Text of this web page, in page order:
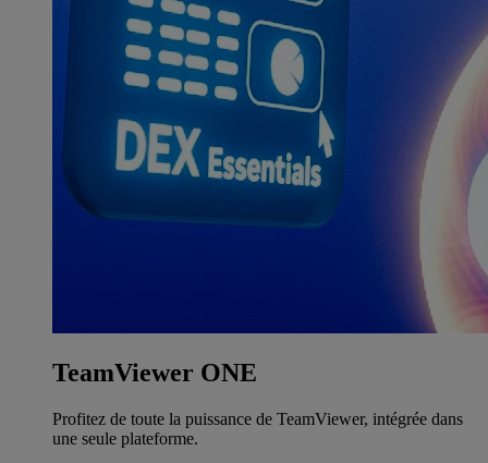
TeamViewer ONE
Profitez de toute la puissance de TeamViewer, intégrée dans
une seule plateforme.